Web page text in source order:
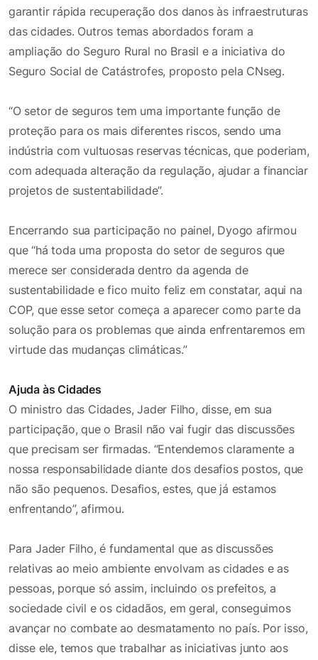
garantir rápida recuperação dos danos às infraestruturas
das cidades. Outros temas abordados foram a
ampliação do Seguro Rural no Brasil e a iniciativa do
Seguro Social de Catástrofes, proposto pela CNseg.
“O setor de seguros tem uma importante função de
proteção para os mais diferentes riscos, sendo uma
indústria com vultuosas reservas técnicas, que poderiam,
com adequada alteração da regulação, ajudar a financiar
projetos de sustentabilidade”.
Encerrando sua participação no painel, Dyogo afirmou
que “há toda uma proposta do setor de seguros que
merece ser considerada dentro da agenda de
sustentabilidade e fico muito feliz em constatar, aqui na
COP, que esse setor começa a aparecer como parte da
solução para os problemas que ainda enfrentaremos em
virtude das mudanças climáticas.”
Ajuda às Cidades
O ministro das Cidades, Jader Filho, disse, em sua
participação, que o Brasil não vai fugir das discussões
que precisam ser firmadas. “Entendemos claramente a
nossa responsabilidade diante dos desafios postos, que
não são pequenos. Desafios, estes, que já estamos
enfrentando”, afirmou.
Para Jader Filho, é fundamental que as discussões
relativas ao meio ambiente envolvam as cidades e as
pessoas, porque só assim, incluindo os prefeitos, a
sociedade civil e os cidadãos, em geral, conseguimos
avançar no combate ao desmatamento no país. Por isso,
disse ele, temos que trabalhar as iniciativas junto aos